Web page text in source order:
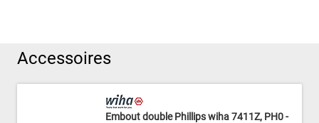
Accessoires
Embout double Phillips wiha 7411Z, PH0 -